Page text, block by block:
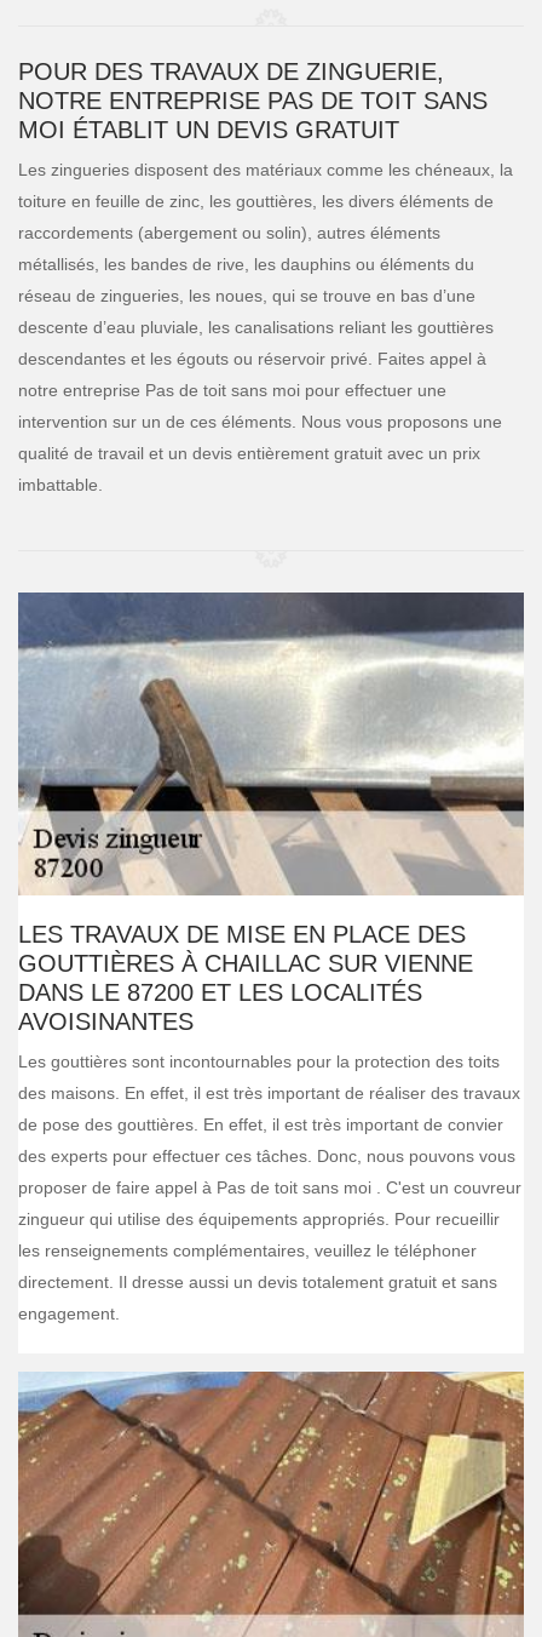
POUR DES TRAVAUX DE ZINGUERIE,
NOTRE ENTREPRISE PAS DE TOIT SANS
MOI ÉTABLIT UN DEVIS GRATUIT
Les zingueries disposent des matériaux comme les chéneaux, la
toiture en feuille de zinc, les gouttières, les divers éléments de
raccordements (abergement ou solin), autres éléments
métallisés, les bandes de rive, les dauphins ou éléments du
réseau de zingueries, les noues, qui se trouve en bas d’une
descente d’eau pluviale, les canalisations reliant les gouttières
descendantes et les égouts ou réservoir privé. Faites appel à
notre entreprise Pas de toit sans moi pour effectuer une
intervention sur un de ces éléments. Nous vous proposons une
qualité de travail et un devis entièrement gratuit avec un prix
imbattable.
LES TRAVAUX DE MISE EN PLACE DES
GOUTTIÈRES À CHAILLAC SUR VIENNE
DANS LE 87200 ET LES LOCALITÉS
AVOISINANTES
Les gouttières sont incontournables pour la protection des toits
des maisons. En effet, il est très important de réaliser des travaux
de pose des gouttières. En effet, il est très important de convier
des experts pour effectuer ces tâches. Donc, nous pouvons vous
proposer de faire appel à Pas de toit sans moi . C'est un couvreur
zingueur qui utilise des équipements appropriés. Pour recueillir
les renseignements complémentaires, veuillez le téléphoner
directement. Il dresse aussi un devis totalement gratuit et sans
engagement.